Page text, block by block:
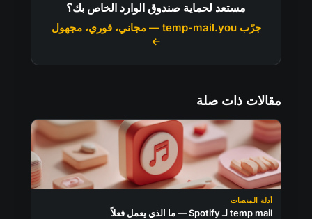
مستعد لحماية صندوق الوارد الخاص بك؟
جرّب temp-mail.you — مجاني، فوري، مجهول
←
مقالات ذات صلة
أدلة المنصات
temp mail لـ Spotify — ما الذي يعمل فعلاً